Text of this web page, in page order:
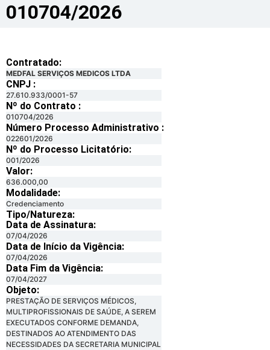
010704/2026
Contratado:
MEDFAL SERVIÇOS MEDICOS LTDA
CNPJ :
27.610.933/0001-57
Nº do Contrato :
010704/2026
Número Processo Administrativo :
022601/2026
Nº do Processo Licitatório:
001/2026
Valor:
636.000,00
Modalidade:
Credenciamento
Tipo/Natureza:
Data de Assinatura:
07/04/2026
Data de Início da Vigência:
07/04/2026
Data Fim da Vigência:
07/04/2027
Objeto:
PRESTAÇÃO DE SERVIÇOS MÉDICOS,
MULTIPROFISSIONAIS DE SAÚDE, A SEREM
EXECUTADOS CONFORME DEMANDA,
DESTINADOS AO ATENDIMENTO DAS
NECESSIDADES DA SECRETARIA MUNICIPAL